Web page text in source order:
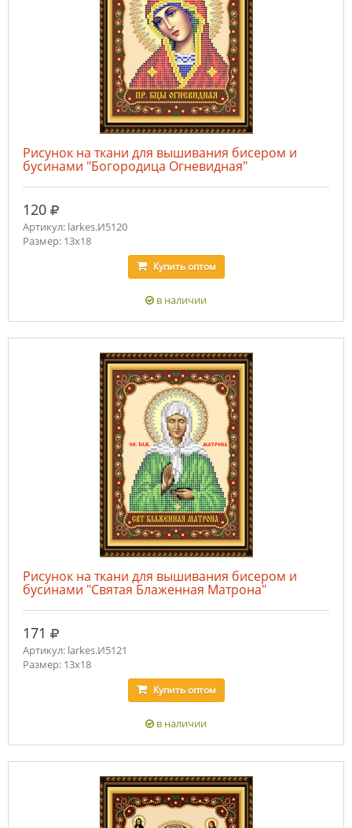
Рисунок на ткани для вышивания бисером и
бусинами "Богородица Огневидная"
120 руб.
Артикул: larkes.И5120
Размер: 13х18
Купитьоптом
в наличии
Рисунок на ткани для вышивания бисером и
бусинами "Святая Блаженная Матрона"
171 руб.
Артикул: larkes.И5121
Размер: 13х18
Купитьоптом
в наличии